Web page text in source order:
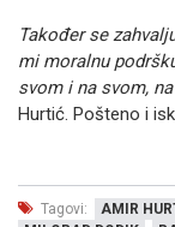
Također se
mi moralnu
svom i na svom,
Hurtić. Pošteno i
Tagovi: AMIR